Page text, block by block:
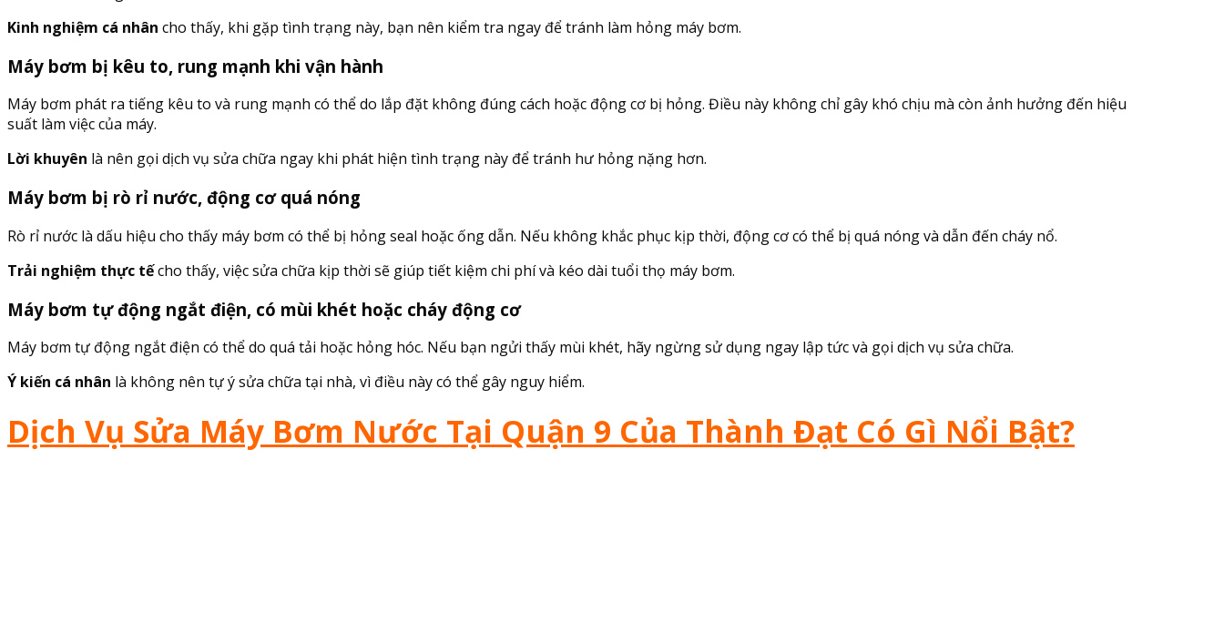
Kinh nghiệm cá nhân cho thấy, khi gặp tình trạng này, bạn nên kiểm tra ngay để tránh làm hỏng máy bơm.
Máy bơm bị kêu to, rung mạnh khi vận hành
Máy bơm phát ra tiếng kêu to và rung mạnh có thể do lắp đặt không đúng cách hoặc động cơ bị hỏng. Điều này không chỉ gây khó chịu mà còn ảnh hưởng đến hiệu
suất làm việc của máy.
Lời khuyên là nên gọi dịch vụ sửa chữa ngay khi phát hiện tình trạng này để tránh hư hỏng nặng hơn.
Máy bơm bị rò rỉ nước, động cơ quá nóng
Rò rỉ nước là dấu hiệu cho thấy máy bơm có thể bị hỏng seal hoặc ống dẫn. Nếu không khắc phục kịp thời, động cơ có thể bị quá nóng và dẫn đến cháy nổ.
Trải nghiệm thực tếcho thấy, việc sửa chữa kịp thời sẽ giúp tiết kiệm chi phí và kéo dài tuổi thọ máy bơm.
Máy bơm tự động ngắt điện, có mùi khét hoặc cháy động cơ
Máy bơm tự động ngắt điện có thể do quá tải hoặc hỏng hóc. Nếu bạn ngửi thấy mùi khét, hãy ngừng sử dụng ngay lập tức và gọi dịch vụ sửa chữa.
Ý kiến cá nhân là không nên tự ý sửa chữa tại nhà, vì điều này có thể gây nguy hiểm.
Dịch Vụ Sửa Máy Bơm Nước Tại Quận 9 Của Thành Đạt Có Gì Nổi Bật?